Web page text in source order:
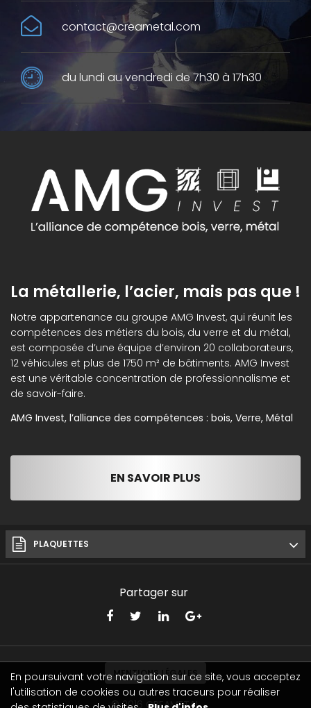
contact@creametal.com
du lundi au vendredi de 7h30 à 17h30
La métallerie, l’acier, mais pas que !
Notre appartenance au groupe AMG Invest, qui réunit les
compétences des métiers du bois, du verre et du métal,
est composée d’une équipe d’environ 20 collaborateurs,
12 véhicules et plus de 1750 m² de bâtiments. AMG Invest
est une véritable concentration de professionnalisme et
de savoir-faire.
AMG Invest, l’alliance des compétences : bois, Verre, Métal
EN SAVOIR PLUS
PLAQUETTES
Partager sur
MENTIONS LÉGALES
© 2016 CREAMETAL
En poursuivant votre navigation sur ce site, vous acceptez
l'utilisation de cookies ou autres traceurs pour réaliser